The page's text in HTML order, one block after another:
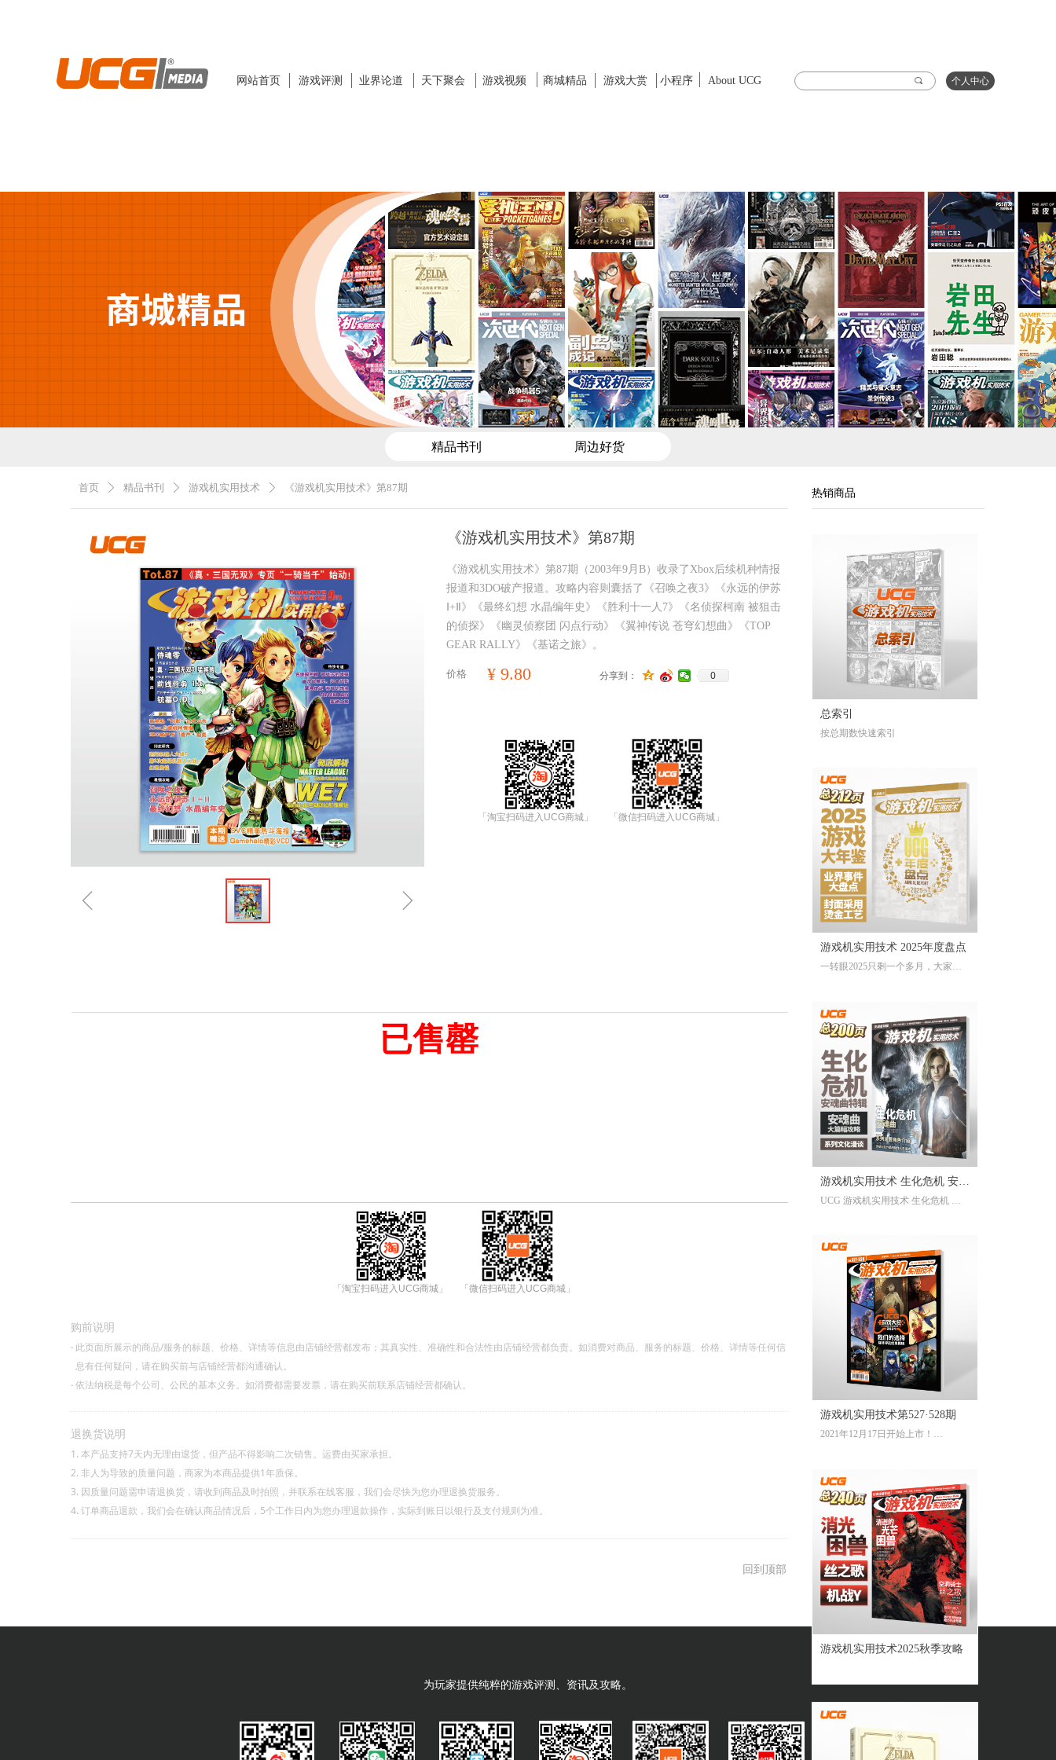
끠
网站首页 商城精品 游戏大赏
业界论道
游戏评测 天下聚会 游戏视频 小程序 About UCG 个人中心
首页 ꄲ 精品书刊 ꄲ 游戏机实用技术 ꄲ 《游戏机实用技术》第87期
ꁆ ꁇ
《游戏机实用技术》第87期
已售罄
价格 ¥ 9.80 分享到： 0
回到顶部
热销商品
「微信扫码进入UCG商城」
「淘宝扫码进入UCG商城」
《游戏机实用技术》第87期（2003年9月B）收录了Xbox后续机种情报
报道和3DO破产报道。攻略内容则囊括了《召唤之夜3》《永远的伊苏
Ⅰ+Ⅱ》《最终幻想 水晶编年史》《胜利十一人7》《名侦探柯南 被狙击
的侦探》《幽灵侦察团 闪点行动》《翼神传说 苍穹幻想曲》《TOP
GEAR RALLY》《基诺之旅》。
购前说明
· 此页面所展示的商品/服务的标题、价格、详情等信息由店铺经营都发布；其真实性、准确性和合法性由店铺经营都负责。如消费对商品、服务的标题、价格、详情等任何信
息有任何疑问，请在购买前与店铺经营都沟通确认。
·依法纳税是每个公司、公民的基本义务。如消费都需要发票，请在购买前联系店铺经营都确认。
退换货说明
1. 本产品支持7天内无理由退货，但产品不得影响二次销售。运费由买家承担。
2. 非人为导致的质量问题，商家为本商品提供1年质保。
3. 因质量问题需申请退换货，请收到商品及时拍照，并联系在线客服，我们会尽快为您办理退换货服务。
4. 订单商品退款，我们会在确认商品情况后，5个工作日内为您办理退款操作，实际到账日以银行及支付规则为准。
精品书刊 周边好货
总索引
按总期数快速索引
游戏机实用技术 2025年度盘点
一转眼2025只剩一个多月，大家对
前一亮的独立游戏、令人印象深刻
的游戏大事？不记得也不要紧，
《游戏机实用技术 2025年度盘点》
已经帮你全部整合完毕。2025年度
的游戏资讯，看这一本就足够。
继承自UCG每年的年度特辑及合
刊，我们最经典的游戏大年鉴、游
戏大盘点栏目依然在线；年年有今
日岁岁有今朝，UCG小编们心目中
以聚众锐评环节，想要来围观吐槽
的朋友们也请绝对不要放过。此
多打赢复活赛的攻略栏目“实用至上
主义”——最全面的游戏盘点，最详
尽的年鉴资料，更有小而美周边随
限定版档位一起赠送，收藏价值妥
游戏机实用技术 生化危机 安魂
曲特辑
UCG 游戏机实用技术 生化危机 安
游戏机实用技术第527·528期
2021年12月17日开始上市！
游戏机实用技术2025秋季攻略
「微信扫码进入UCG商城」
「淘宝扫码进入UCG商城」
为玩家提供纯粹的游戏评测、资讯及攻略。